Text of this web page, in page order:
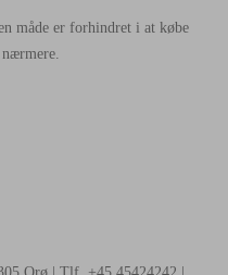
måde er forhindret i at købe